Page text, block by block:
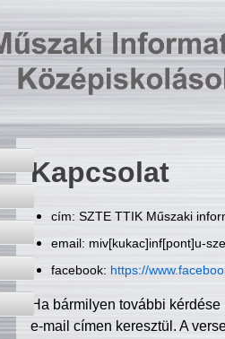
Kapcsolat
cím: SZTE TTIK Műszaki
email: miv[kukac]inf[pont]u-
facebook: https://
Ha bármilyen további
e-mail címen keresztül. A